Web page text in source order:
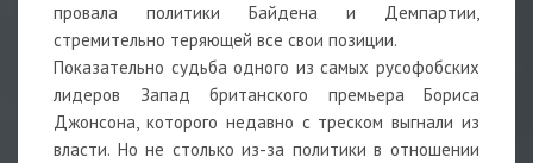
провала политики Байдена и Демпартии,
стремительно теряющей все свои позиции.
Показательно судьба одного из самых русофобских
лидеров Запад британского премьера Бориса
Джонсона, которого недавно с треском выгнали из
власти. Но не столько из-за политики в отношении